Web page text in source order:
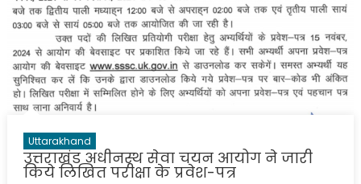
Uttarakhand
उत्तराखंड अधीनस्थ सेवा चयन आयोग ने जारी
किये लिखित परीक्षा के प्रवेश-पत्र